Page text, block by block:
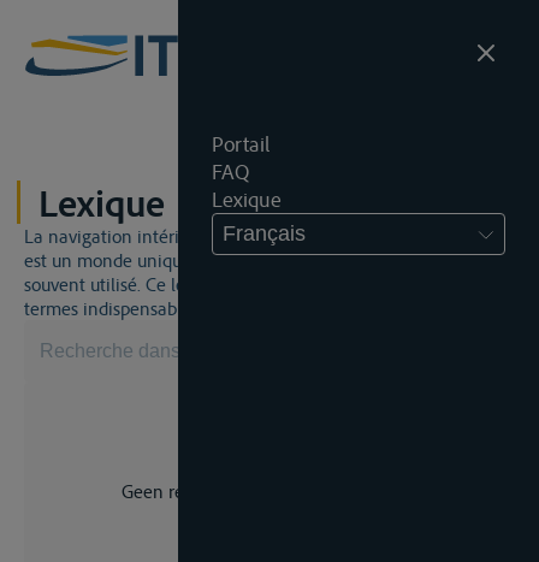
Portail
FAQ
Lexique
Français
Lexique
La navigation intérieure et du droit de la navigation intérieure
est un monde unique. Cela signifie qu'un jargon spécifique est
souvent utilisé. Ce lexique vous aidera à maîtriser certains
termes indispensables.
Geen resultaat voor uw zoekopdracht.